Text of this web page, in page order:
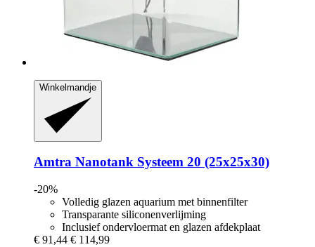
Winkelmandje
Amtra Nanotank Systeem 20 (25x25x30)
-20%
Volledig glazen aquarium met binnenfilter
Transparante siliconenverlijming
Inclusief ondervloermat en glazen afdekplaat
€ 91,44 € 114,99